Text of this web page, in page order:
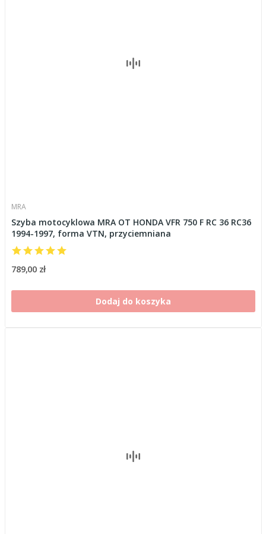
MRA
Szyba motocyklowa MRA OT HONDA VFR 750 F RC 36 RC36
1994-1997, forma VTN, przyciemniana
789,00 zł
Dodaj do koszyka